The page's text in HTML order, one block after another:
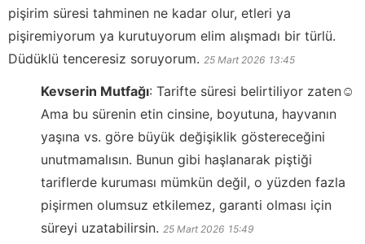
pişirim süresi tahminen ne kadar olur, etleri ya
pişiremiyorum ya kurutuyorum elim alışmadı bir türlü.
Düdüklü tenceresiz soruyorum. 25 Mart 2026 13:45
Kevserin Mutfağı: Tarifte süresi belirtiliyor zaten☺️
Ama bu sürenin etin cinsine, boyutuna, hayvanın
yaşına vs. göre büyük değişiklik göstereceğini
unutmamalısın. Bunun gibi haşlanarak piştiği
tariflerde kuruması mümkün değil, o yüzden fazla
pişirmen olumsuz etkilemez, garanti olması için
süreyi uzatabilirsin. 25 Mart 2026 15:49